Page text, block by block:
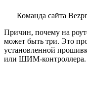
Команда сайта
Причин, почему на
может быть три. Это
установленной
или ШИМ-контроллера.